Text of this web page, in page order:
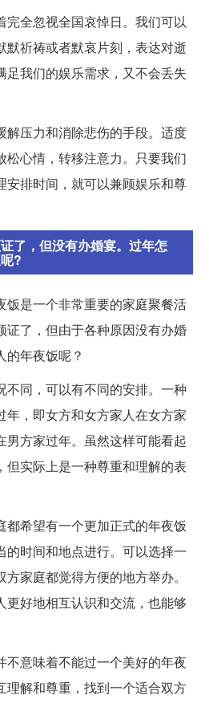
完全忽视全国哀悼日。我们可以
默祈祷或者默哀片刻，表达对逝
足我们的娱乐需求，又不会丢失
解压力和消除悲伤的手段。适度
松心情，转移注意力。只要我们
安排时间，就可以兼顾娱乐和尊
了，但没有办婚宴。过年怎
?
饭是一个非常重要的家庭聚餐活
证了，但由于各种原因没有办婚
的年夜饭呢？
不同，可以有不同的安排。一种
年，即女方和女方家人在女方家
男方家过年。虽然这样可能看起
但实际上是一种尊重和理解的表
都希望有一个更加正式的年夜饭
的时间和地点进行。可以选择一
家庭都觉得方便的地方举办。
更好地相互认识和交流，也能够
不意味着不能过一个美好的年夜
理解和尊重，找到一个适合双方